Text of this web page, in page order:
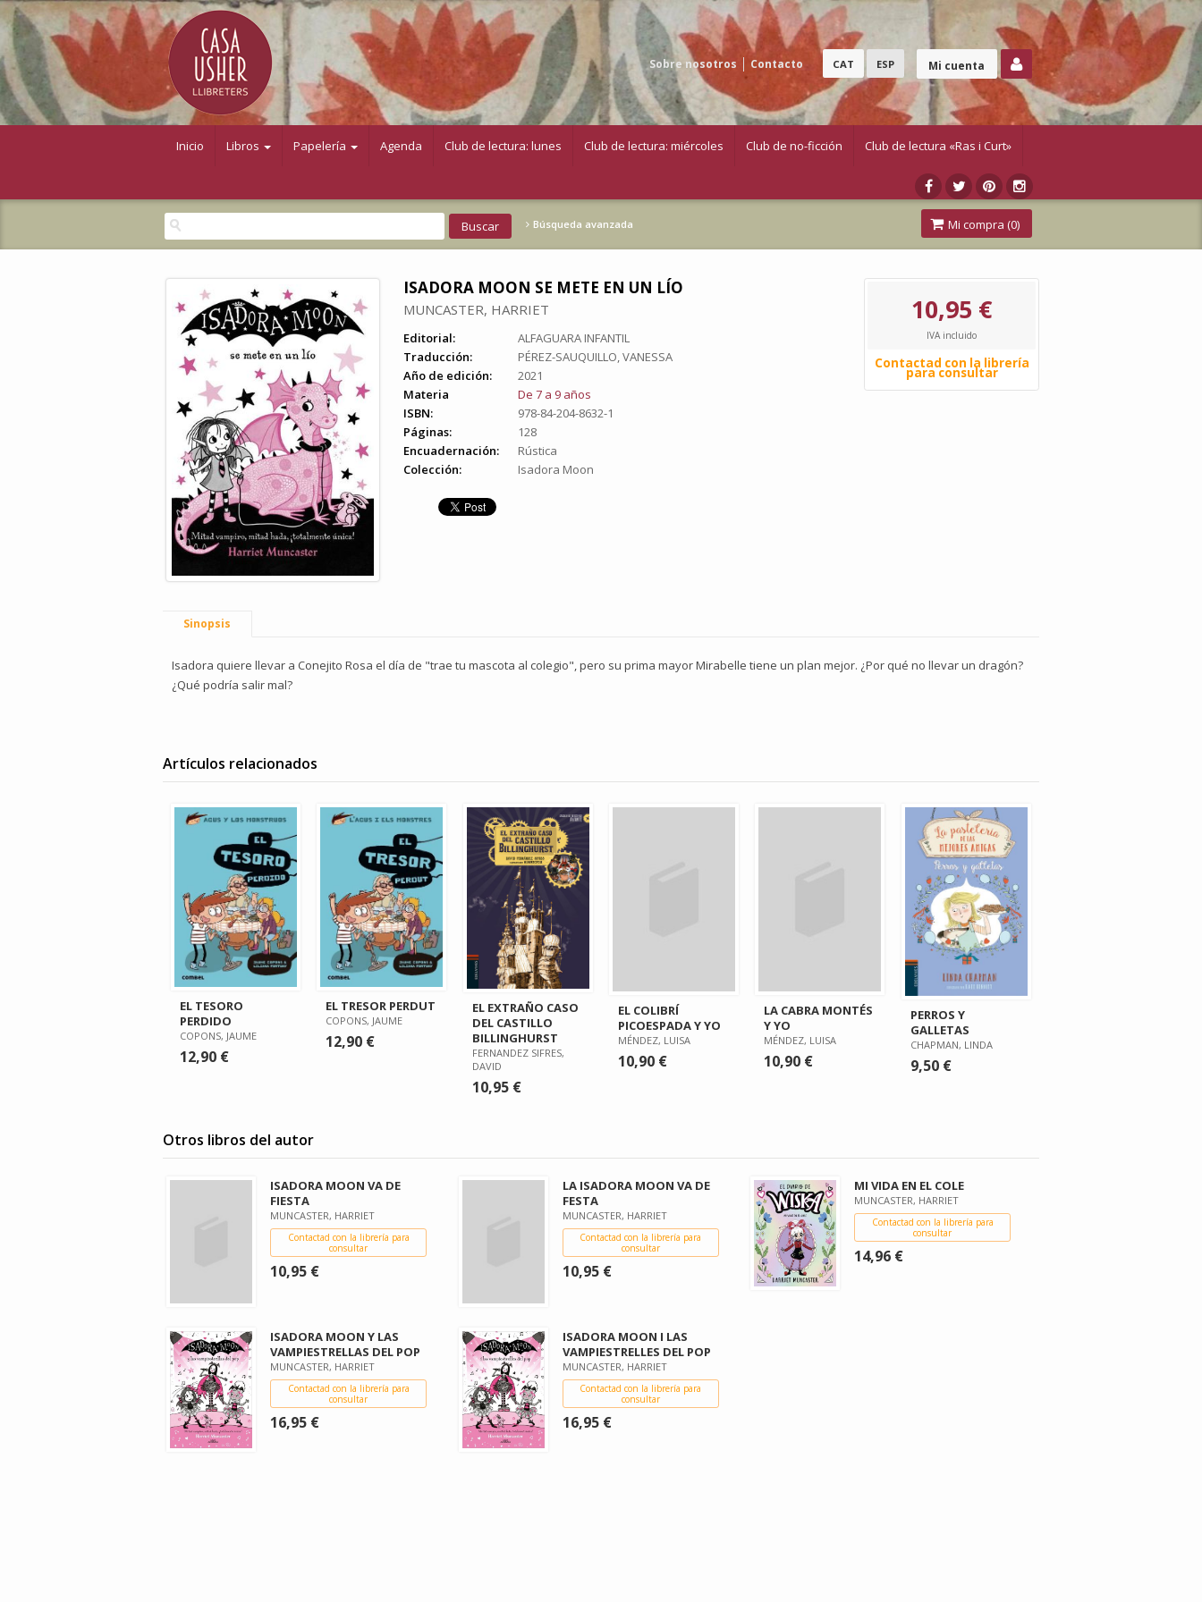
Mi cuenta
CAT ESP
Sobre nosotros Contacto
Inicio Libros Papelería Agenda Club de lectura: lunes Club de lectura: miércoles Club de no-ficción Club de lectura «Ras i Curt»
Búsqueda avanzada Mi compra (0)
ISADORA MOON SE METE EN UN LÍO
MUNCASTER, HARRIET
Editorial:
ALFAGUARA INFANTIL
Traducción:
PÉREZ-SAUQUILLO, VANESSA
Año de edición:
2021
Materia
De 7 a 9 años
ISBN:
978-84-204-8632-1
Páginas:
128
Encuadernación:
Rústica
Colección:
Isadora Moon
10,95 €
IVA incluido
Contactad con la librería
para consultar
Sinopsis
Isadora quiere llevar a Conejito Rosa el día de "trae tu mascota al colegio", pero su prima mayor Mirabelle tiene un plan mejor. ¿Por qué no llevar un dragón?
¿Qué podría salir mal?
Artículos relacionados
EL TESORO
PERDIDO
COPONS, JAUME
12,90 €
EL TRESOR PERDUT
COPONS, JAUME
12,90 €
EL EXTRAÑO CASO
DEL CASTILLO
BILLINGHURST
FERNANDEZ SIFRES,
DAVID
10,95 €
EL COLIBRÍ
PICOESPADA Y YO
MÉNDEZ, LUISA
10,90 €
LA CABRA MONTÉS
Y YO
MÉNDEZ, LUISA
10,90 €
PERROS Y
GALLETAS
CHAPMAN, LINDA
9,50 €
Otros libros del autor
ISADORA MOON VA DE
FIESTA
MUNCASTER, HARRIET
Contactad con la librería para
consultar
10,95 €
LA ISADORA MOON VA DE
FESTA
MUNCASTER, HARRIET
Contactad con la librería para
consultar
10,95 €
MI VIDA EN EL COLE
MUNCASTER, HARRIET
Contactad con la librería para
consultar
14,96 €
ISADORA MOON Y LAS
VAMPIESTRELLAS DEL POP
MUNCASTER, HARRIET
Contactad con la librería para
consultar
16,95 €
ISADORA MOON I LAS
VAMPIESTRELLES DEL POP
MUNCASTER, HARRIET
Contactad con la librería para
consultar
16,95 €